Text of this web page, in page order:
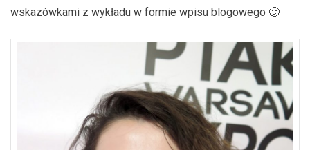
wskazówkami z wykładu w formie wpisu blogowego 🙂